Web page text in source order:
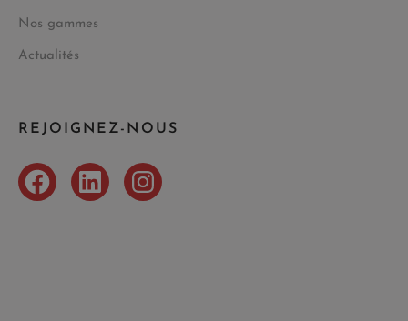
Nos gammes
Actualités
REJOIGNEZ-NOUS